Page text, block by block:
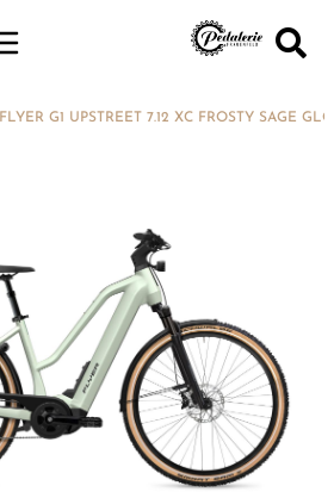
FLYER G1 UPSTREET 7.12 XC FROSTY SAGE